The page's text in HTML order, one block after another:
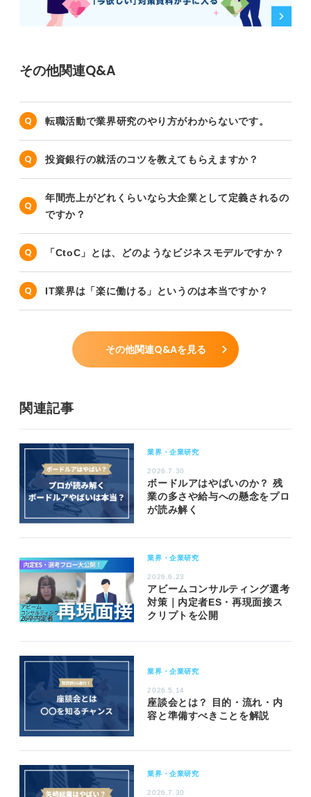
その他関連Q&A
転職活動で業界研究のやり方がわからないです。
投資銀行の就活のコツを教えてもらえますか？
年間売上がどれくらいなら大企業として定義されるの
ですか？
「CtoC」とは、どのようなビジネスモデルですか？
IT業界は「楽に働ける」というのは本当ですか？
その他関連Q&Aを見る
関連記事
業界・企業研究
2026.7.30
ボードルアはやばいのか？ 残
業の多さや給与への懸念をプロ
が読み解く
業界・企業研究
2026.6.23
アビームコンサルティング選考
対策｜内定者ES・再現面接ス
クリプトを公開
業界・企業研究
2026.5.14
座談会とは？ 目的・流れ・内
容と準備すべきことを解説
業界・企業研究
2026.7.30